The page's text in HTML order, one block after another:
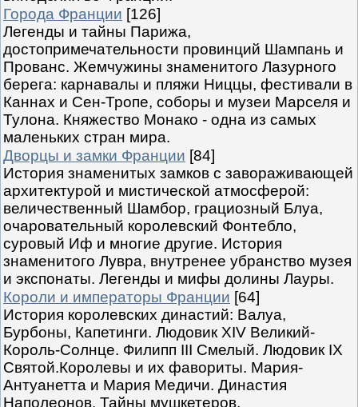
Города Франции [126]
Легенды и тайны Парижа,
достопримечательности провинций Шампань и
Прованс. Жемчужины знаменитого Лазурного
берега: карнавалы и пляжи Ниццы, фестивали в
Каннах и Сен-Тропе, соборы и музеи Марселя и
Тулона. Княжество Монако - одна из самых
маленьких стран мира.
Дворцы и замки Франции [84]
История знаменитых замков с завораживающей
архитектурой и мистической атмосферой:
величественный Шамбор, грациозный Блуа,
очаровательный королевский Фонтебло,
суровый Иф и многие другие. История
знаменитого Лувра, внутренее убранство музея
и экспонаты. Легенды и мифы долины Лауры.
Короли и императоры Франции [64]
История королевских династий: Валуа,
Бурбоны, Капетинги. Людовик XIV Великий-
Король-Солнце. Филипп III Смелый. Людовик IX
Святой.Королевы и их фавориты. Мария-
Антуанетта и Мария Медичи. Династия
Наполеонов. Тайны мушкетеров.